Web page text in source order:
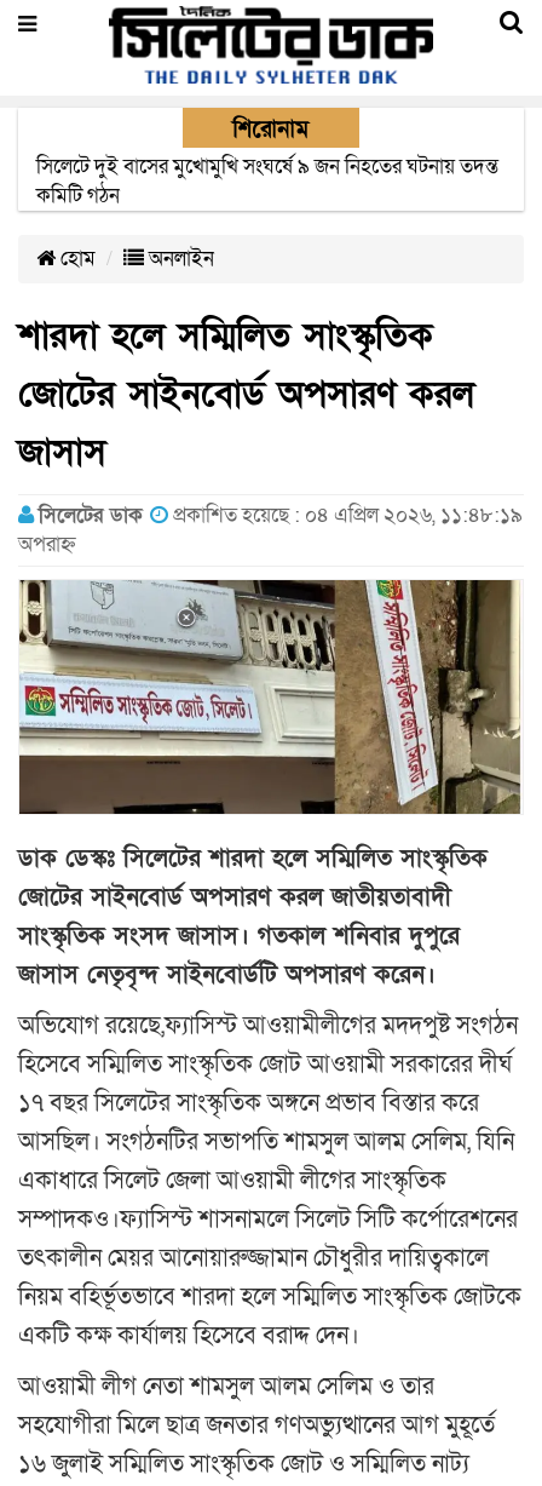
শিরোনাম
সিলেটে সড়ক দুর্ঘটনায় নিহতদের পরিবার পাচ্ছে ৫ লাখ টাকা করে
সরকারি অনুদান
হোম অনলাইন
শারদা হলে সম্মিলিত সাংস্কৃতিক
জোটের সাইনবোর্ড অপসারণ করল
জাসাস
সিলেটের ডাক
প্রকাশিত হয়েছে : ০৪ এপ্রিল ২০২৬, ১১:৪৮:১৯
অপরাহ্ন
ডাক ডেস্কঃ সিলেটের শারদা হলে সম্মিলিত সাংস্কৃতিক
জোটের সাইনবোর্ড অপসারণ করল জাতীয়তাবাদী
সাংস্কৃতিক সংসদ জাসাস। গতকাল শনিবার দুপুরে
জাসাস নেতৃবৃন্দ সাইনবোর্ডটি অপসারণ করেন।
অভিযোগ রয়েছে,ফ্যাসিস্ট আওয়ামীলীগের মদদপুষ্ট সংগঠন
হিসেবে সম্মিলিত সাংস্কৃতিক জোট আওয়ামী সরকারের দীর্ঘ
১৭ বছর সিলেটের সাংস্কৃতিক অঙ্গনে প্রভাব বিস্তার করে
আসছিল। সংগঠনটির সভাপতি শামসুল আলম সেলিম, যিনি
একাধারে সিলেট জেলা আওয়ামী লীগের সাংস্কৃতিক
সম্পাদকও।ফ্যাসিস্ট শাসনামলে সিলেট সিটি কর্পোরেশনের
তৎকালীন মেয়র আনোয়ারুজ্জামান চৌধুরীর দায়িত্বকালে
নিয়ম বহির্ভূতভাবে শারদা হলে সম্মিলিত সাংস্কৃতিক জোটকে
একটি কক্ষ কার্যালয় হিসেবে বরাদ্দ দেন।
আওয়ামী লীগ নেতা শামসুল আলম সেলিম ও তার
সহযোগীরা মিলে ছাত্র জনতার গণঅভ্যুত্থানের আগ মুহূর্তে
১৬ জুলাই সম্মিলিত সাংস্কৃতিক জোট ও সম্মিলিত নাট্য